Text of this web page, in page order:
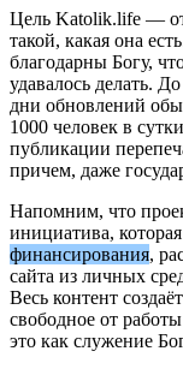
Цель Katolik.life —
такой, какая она
благодарны Богу,
удавалось делать.
дни обновлений
1000 человек в
публикации
причем, даже
Напомним, что
инициатива, которая
финансирования,
сайта из личных
Весь контент
свободное от
это как служение